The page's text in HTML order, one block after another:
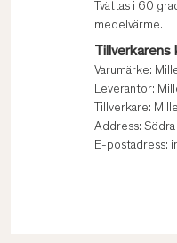
Tvättas i 60
medelvärme.
Varumärke:
Leverantör:
Tillverkare:
Address:
E-postadress: